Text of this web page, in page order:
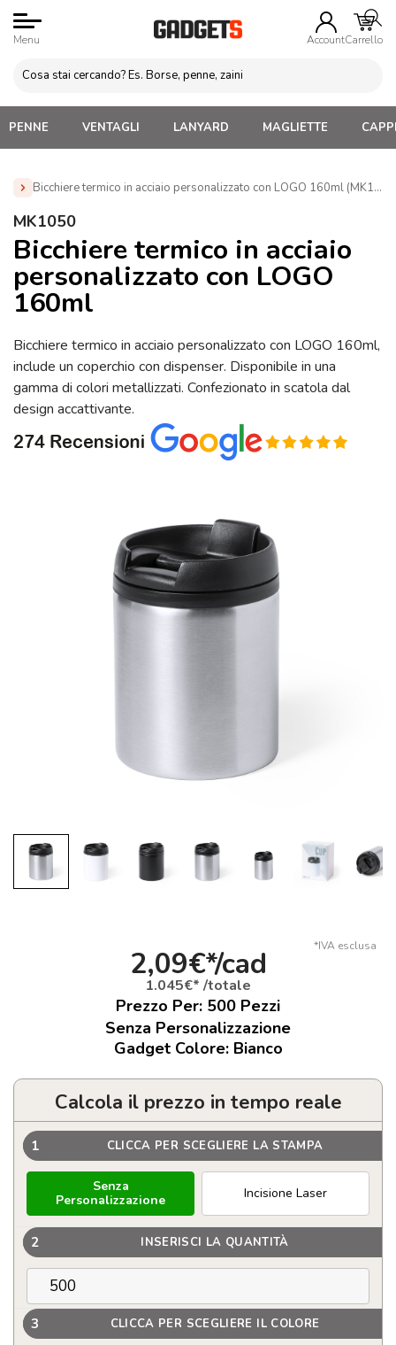
Menu AccountCarrello
PENNE VENTAGLI LANYARD MAGLIETTE
Bicchiere termico in acciaio personalizzato con LOGO 160ml
Home »
(MK1050)
MK1050
Bicchiere termico in acciaio
personalizzato con LOGO
160ml
Bicchiere termico in acciaio personalizzato con LOGO 160ml,
include un coperchio con dispenser. Disponibile in una
gamma di colori metallizzati. Confezionato in scatola dal
design accattivante.
*IVA esclusa
2,09€*/cad
1.045€* /totale
Prezzo Per: 500 Pezzi
Senza Personalizzazione
Gadget Colore: Bianco
Calcola il prezzo in tempo reale
1 CLICCA PER SCEGLIERE LA STAMPA
Senza
Personalizzazione
Incisione Laser
2 INSERISCI LA QUANTITÀ
3 CLICCA PER SCEGLIERE IL COLORE